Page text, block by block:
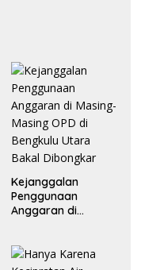
Kejanggalan
Penggunaan
Anggaran di
Bakal Dibongkar